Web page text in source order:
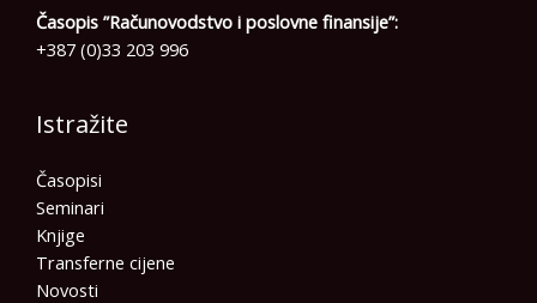
Časopis ”Računovodstvo i poslovne finansije”:
+387 (0)33 203 996
Istražite
Časopisi
Seminari
Knjige
Transferne cijene
Novosti